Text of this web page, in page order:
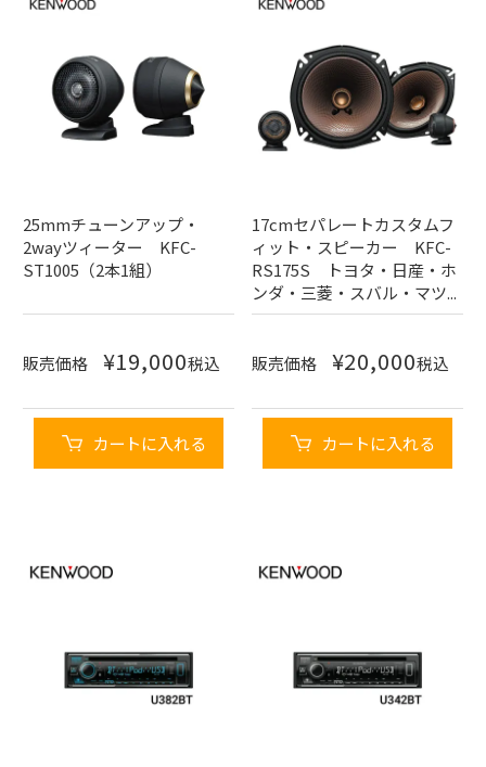
25mmチューンアップ・
2wayツィーター KFC-
ST1005（2本1組）
販売価格 ¥19,000税込
カートに入れる
17cmセパレートカスタムフ
ィット・スピーカー KFC-
RS175S トヨタ・日産・ホ
ンダ・三菱・スバル・マツ...
販売価格 ¥20,000税込
カートに入れる